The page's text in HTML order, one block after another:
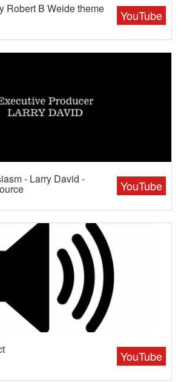
YouTube
Robert B Weide theme
YouTube
- Larry David -
YouTube